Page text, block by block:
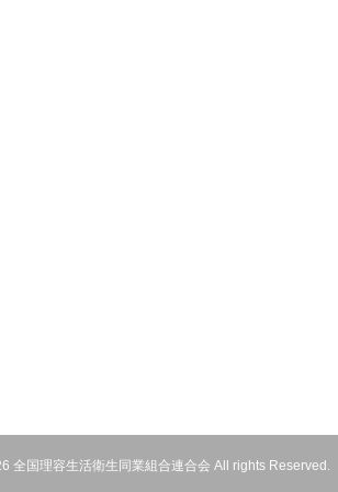
全国理容生活衛生同業組合連合会 All rights Reserved.